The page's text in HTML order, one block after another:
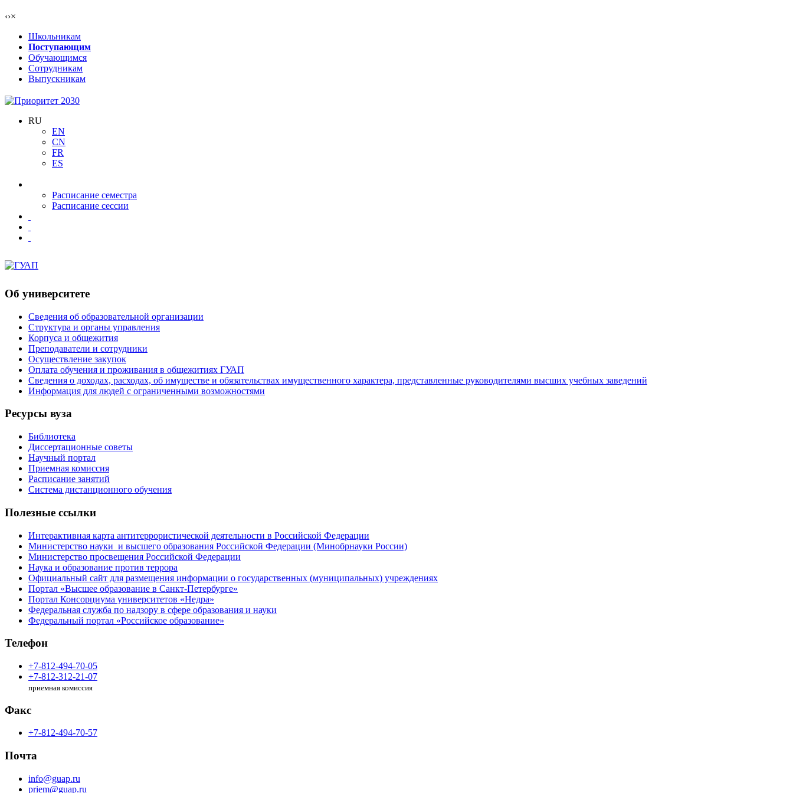
‹›×
Школьникам
Поступающим
Обучающимся
Сотрудникам
Выпускникам
RU
EN
CN
FR
ES
Расписание семестра
Расписание сессии
Об университете
Сведения об образовательной организации
Структура и органы управления
Корпуса и общежития
Преподаватели и сотрудники
Осуществление закупок
Оплата обучения и проживания в общежитиях ГУАП
Сведения о доходах, расходах, об имуществе и обязательствах имущественного характера, представленные руководителями высших учебных заведений
Информация для людей с ограниченными возможностями
Ресурсы вуза
Библиотека
Диссертационные советы
Научный портал
Приемная комиссия
Расписание занятий
Система дистанционного обучения
Полезные ссылки
Интерактивная карта антитеррористической деятельности в Российской Федерации
Министерство науки и высшего образования Российской Федерации (Минобрнауки России)
Министерство просвещения Российской Федерации
Наука и образование против террора
Официальный сайт для размещения информации о государственных (муниципальных) учреждениях
Портал «Высшее образование в Санкт-Петербурге»
Портал Консорциума университетов «Недра»
Федеральная служба по надзору в сфере образования и науки
Федеральный портал «Российское образование»
Телефон
+7-812-494-70-05
+7-812-312-21-07
приемная комиссия
Факс
+7-812-494-70-57
Почта
info@guap.ru
priem@guap.ru